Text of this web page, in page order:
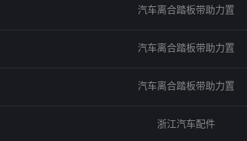
汽车离合踏板带助力置
汽车离合踏板带助力置
汽车离合踏板带助力置
浙江汽车配件